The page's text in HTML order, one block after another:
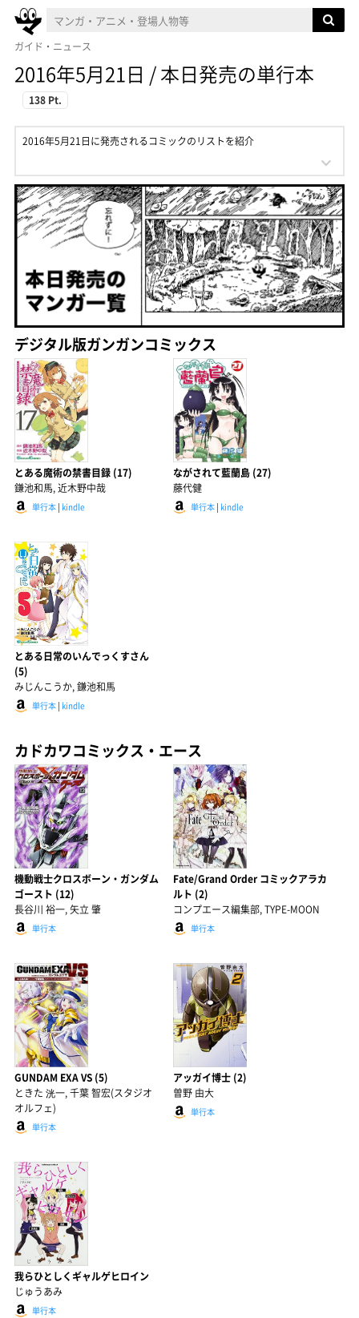
ガイド・ニュース
2016年5月21日 / 本日発売の単行本
138 Pt.
2016年5月21日に発売されるコミックのリストを紹介
デジタル版ガンガンコミックス
とある魔術の禁書目録 (17)
鎌池和馬, 近木野中哉
単行本 | kindle
ながされて藍蘭島 (27)
藤代健
単行本| kindle
とある日常のいんでっくすさん
(5)
みじんこうか, 鎌池和馬
単行本 | kindle
カドカワコミックス・エース
機動戦士クロスボーン・ガンダム
ゴースト (12)
長谷川 裕一, 矢立 肇
単行本
Fate/Grand Order コミックアラカ
ルト (2)
コンプエース編集部, TYPE-MOON
単行本
GUNDAM EXA VS (5)
ときた 洸一, 千葉 智宏(スタジオ
オルフェ)
単行本
アッガイ博士 (2)
曽野 由大
単行本
我らひとしくギャルゲヒロイン
じゅうあみ
単行本